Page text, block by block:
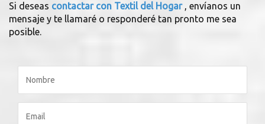
Si deseas contactar con Textil del Hogar , envíanos un
mensaje y te llamaré o responderé tan pronto me sea
posible.